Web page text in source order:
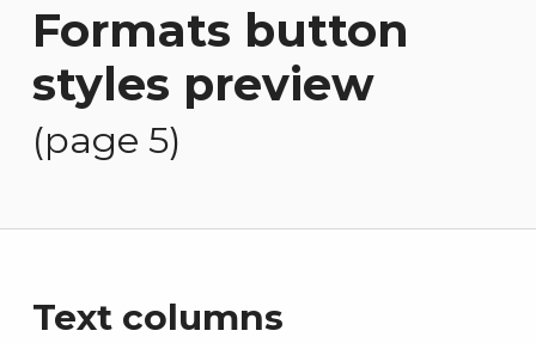
Formats button
styles preview
(page 5)
Text columns